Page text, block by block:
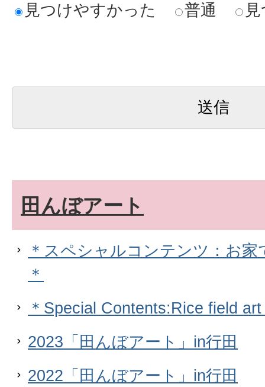
見つけやすかった
普通
田んぼアート
＊スペシャルコンテンツ：お
＊
＊Special Contents:Rice field
2023「田んぼアート」in行田
2022「田んぼアート」in行田